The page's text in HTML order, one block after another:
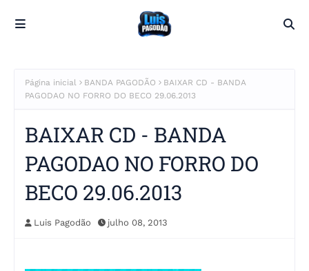
Página inicial BANDA PAGODÃO
BAIXAR CD - BANDA
PAGODAO NO FORRO DO BECO 29.06.2013
BAIXAR CD - BANDA
PAGODAO NO FORRO DO
BECO 29.06.2013
Luis Pagodão julho 08, 2013